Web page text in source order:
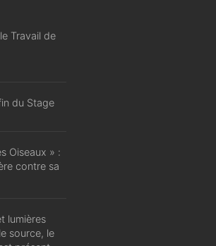
Travail de
du Stage
Oiseaux » :
contre sa
lumières
source, le